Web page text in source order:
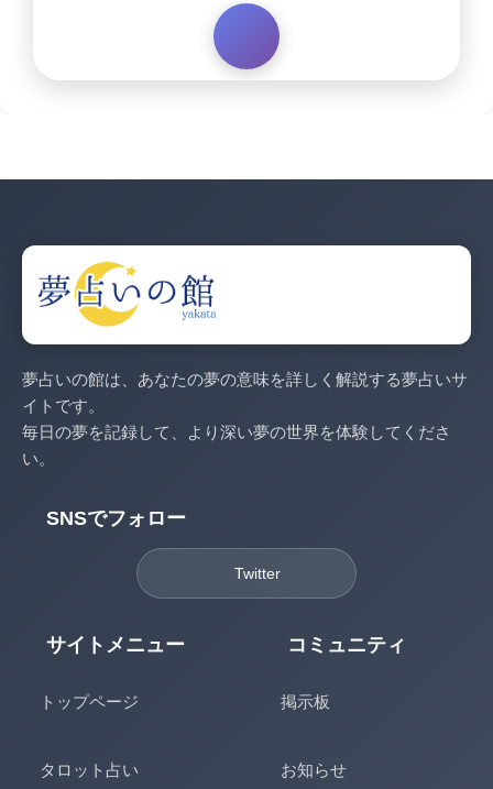
夢占いの館は、あなたの夢の意味を詳しく解説する夢占いサ
イトです。
毎日の夢を記録して、より深い夢の世界を体験してくださ
い。
SNSでフォロー
Twitter
サイトメニュー
トップページ
タロット占い
コミュニティ
掲示板
お知らせ